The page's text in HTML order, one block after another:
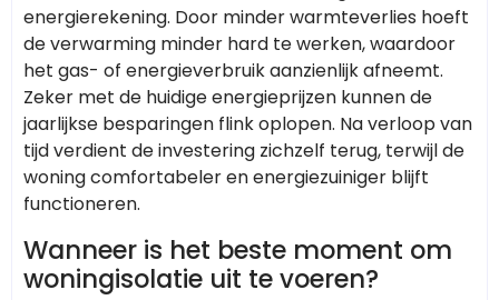
energierekening. Door minder warmteverlies hoeft
de verwarming minder hard te werken, waardoor
het gas- of energieverbruik aanzienlijk afneemt.
Zeker met de huidige energieprijzen kunnen de
jaarlijkse besparingen flink oplopen. Na verloop van
tijd verdient de investering zichzelf terug, terwijl de
woning comfortabeler en energiezuiniger blijft
functioneren.
Wanneer is het beste moment om
woningisolatie uit te voeren?